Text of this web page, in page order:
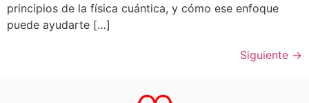
principios de la física cuántica, y cómo ese enfoque
puede ayudarte […]
Siguiente →